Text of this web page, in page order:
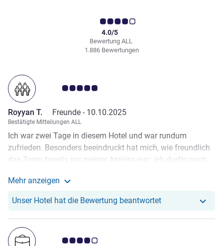
Bewertung ALL
4.0/5
1.886 Bewertungen
Note Kundenmeinungen 5.0/5
Royyan T. Freunde - 10.10.2025
Bestätigte Mitteilungen ALL
Ich war zwei Tage in diesem Hotel und war rundum
zufrieden. Besonders beeindruckt hat mich, wie freundlich
das Team bereits vor meiner Anreise war: ich durfte noch
gegangenen Koffer an das Hotel schicken, sodass dieser
dort sicher aufbewahrt wurde bis zu meiner Ankunft .
Vielen Dank insbesondere an das Concierge-Team, diese
Unterstützung hat mir den Aufenthalt enorm erleichtert.
Empfehlenswert!
Mehr anzeigen
Unser Hotel hat die Bewertung beantwortetUnser Hotel hat
Note Kundenmeinungen 4.0/5